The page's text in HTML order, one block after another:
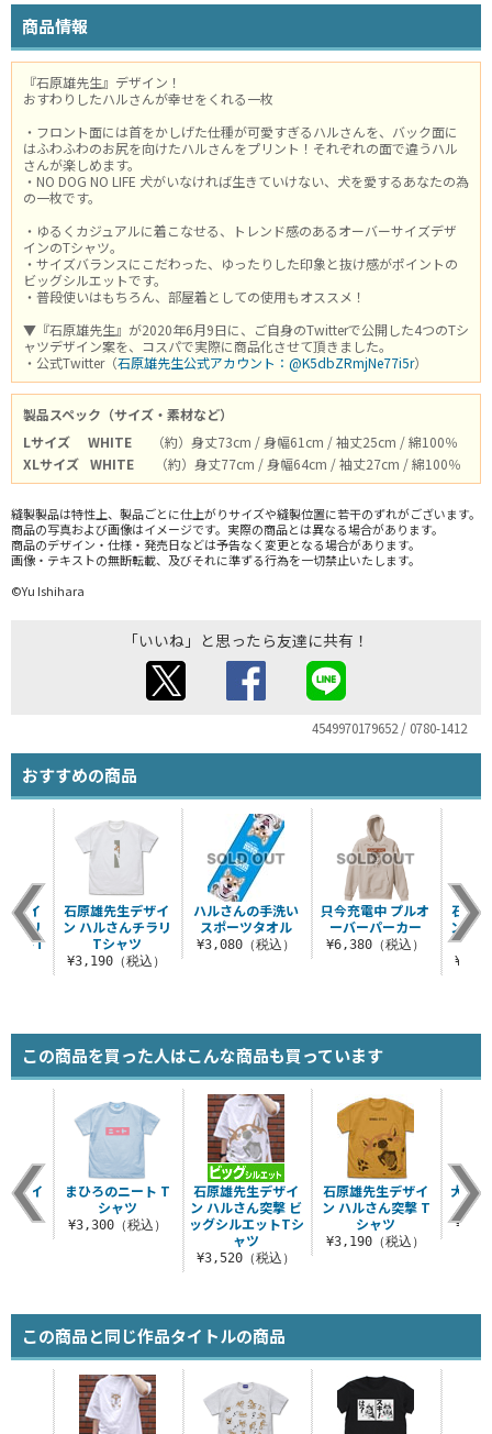
商品情報
『石原雄先生』デザイン！
おすわりしたハルさんが幸せをくれる一枚
・フロント面には首をかしげた仕種が可愛すぎるハルさんを、バック面に
はふわふわのお尻を向けたハルさんをプリント！それぞれの面で違うハル
さんが楽しめます。
・NO DOG NO LIFE 犬がいなければ生きていけない、犬を愛するあなたの為
の一枚です。
・ゆるくカジュアルに着こなせる、トレンド感のあるオーバーサイズデザ
インのTシャツ。
・サイズバランスにこだわった、ゆったりした印象と抜け感がポイントの
ビッグシルエットです。
・普段使いはもちろん、部屋着としての使用もオススメ！
▼『石原雄先生』が2020年6月9日に、ご自身のTwitterで公開した4つのTシ
ャツデザイン案を、コスパで実際に商品化させて頂きました。
・公式Twitter（石原雄先生公式アカウント：@K5dbZRmjNe77i5r）
製品スペック（サイズ・素材など）
Lサイズ
WHITE
（約）身丈73cm / 身幅61cm / 袖丈25cm / 綿100％
XLサイズ WHITE （約）身丈77cm / 身幅64cm / 袖丈27cm / 綿100％
縫製製品は特性上、製品ごとに仕上がりサイズや縫製位置に若干のずれがございます。
商品の写真および画像はイメージです。実際の商品とは異なる場合があります。
商品のデザイン・仕様・発売日などは予告なく変更となる場合があります。
画像・テキストの無断転載、及びそれに準ずる行為を一切禁止いたします。
©Yu Ishihara
「いいね」と思ったら友達に共有！
4549970179652 / 0780-1412
おすすめの商品
ハルさんの手洗い
スポーツタオル
¥3,080（税込）
只今充電中 プルオ
ーバーパーカー
¥6,380（税込）
石原
ン お
ザイ
ラリ
ットT
石原雄先生デザイ
ン ハルさんチラリ
Tシャツ
¥3,190（税込）
この商品を買った人はこんな商品も買っています
石原雄先生デザイ
ン ハルさん突撃 ビ
ッグシルエットTシ
ャツ
¥3,520（税込）
石原雄先生デザイ
ン ハルさん突撃 T
シャツ
¥3,190（税込）
犬の
ョル
ェイ
ツ
込）
まひろのニート T
シャツ
¥3,300（税込）
この商品と同じ作品タイトルの商品